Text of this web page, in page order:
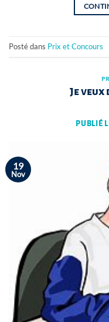
Posté dans Prix et Concours
Je
PUBLIÉ
19
Nov